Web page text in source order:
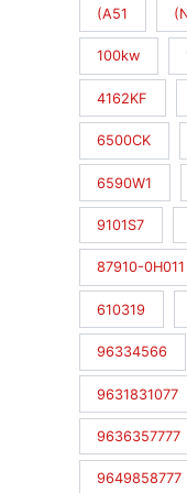
(A51
100kw
4162KF
6500CK
6590W1
9101S7
87910-0H011
610319
96334566
9631831077
9636357777
9649858777